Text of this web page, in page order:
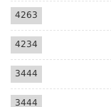
4263
4234
3444
3444